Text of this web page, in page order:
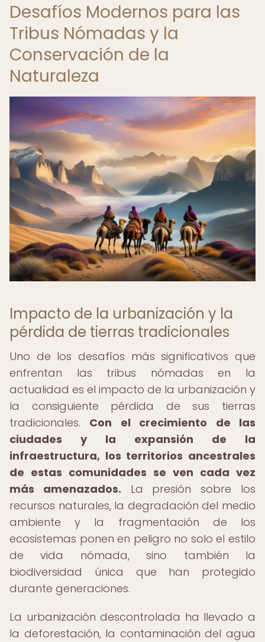
Desafíos Modernos para las
Tribus Nómadas y la
Conservación de la
Naturaleza
Impacto de la urbanización y la
pérdida de tierras tradicionales
Uno de los desafíos más significativos que
enfrentan las tribus nómadas en la
actualidad es el impacto de la urbanización y
la consiguiente pérdida de sus tierras
tradicionales. Con el crecimiento de las
ciudades y la expansión de la
infraestructura, los territorios ancestrales
de estas comunidades se ven cada vez
más amenazados. La presión sobre los
recursos naturales, la degradación del medio
ambiente y la fragmentación de los
ecosistemas ponen en peligro no solo el estilo
de vida nómada, sino también la
biodiversidad única que han protegido
durante generaciones.
La urbanización descontrolada ha llevado a
la deforestación, la contaminación del agua